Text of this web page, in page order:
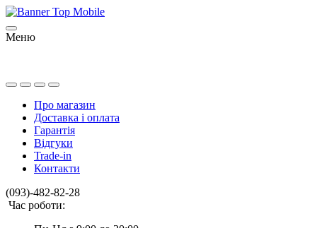
Меню
Про магазин
Доставка і оплата
Гарантія
Відгуки
Trade-in
Контакти
(093)-482-82-28
Час роботи: